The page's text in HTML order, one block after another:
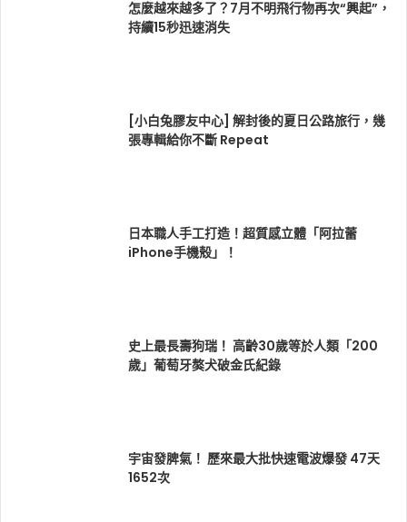
怎麼越來越多了？7月不明飛行物再次“興起”，
持續15秒迅速消失
[小白兔膠友中心] 解封後的夏日公路旅行，幾
張專輯給你不斷 Repeat
日本職人手工打造！超質感立體「阿拉蕾
iPhone手機殼」！
史上最長壽狗瑞！ 高齡30歲等於人類「200
歲」葡萄牙獒犬破金氏紀錄
宇宙發脾氣！ 歷來最大批快速電波爆發 47天
1652次